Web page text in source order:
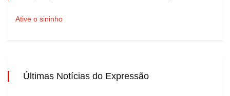
Ative o sininho
Últimas Notícias do Expressão